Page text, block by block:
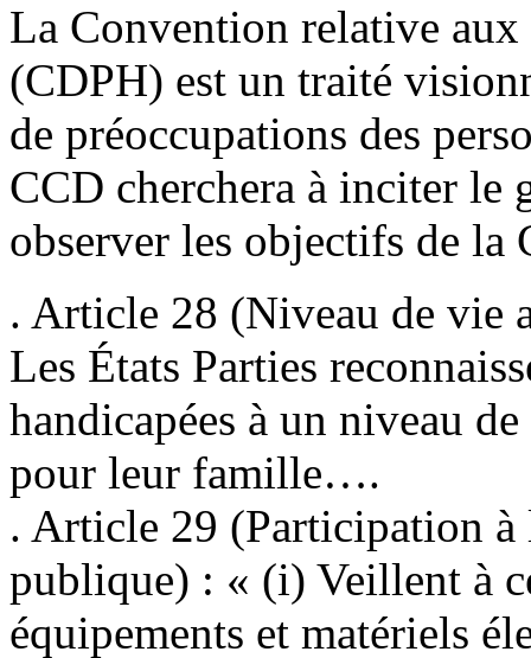
La Convention relative aux
(CDPH) est un traité
de préoccupations des
CCD cherchera à inciter le
observer les objectifs de la
. Article 28 (Niveau de vie
Les États Parties
handicapées à un niveau
pour leur famille….
. Article 29 (Participation
publique) : « (i) Veillent à
équipements et matériels